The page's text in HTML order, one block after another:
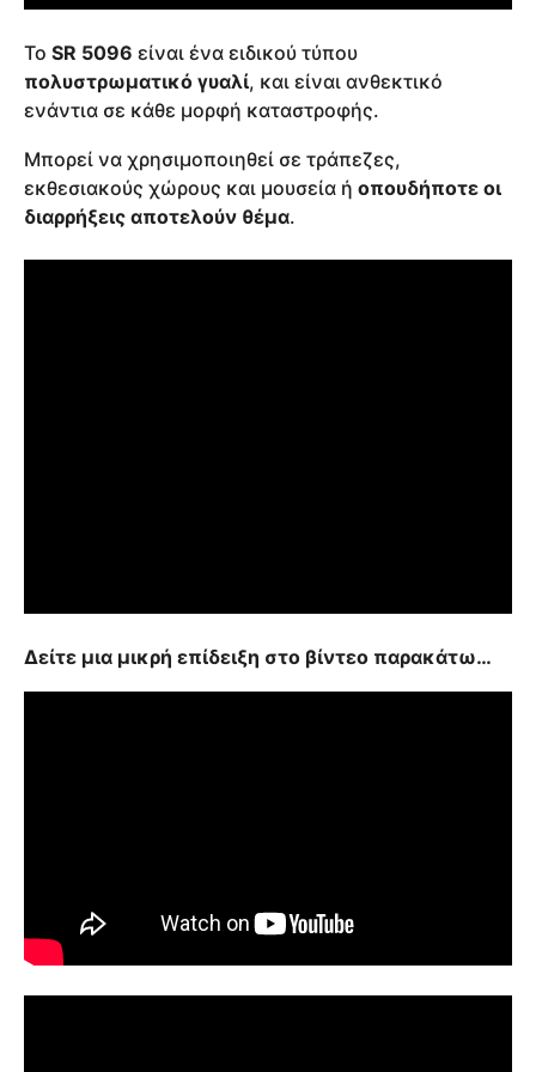
Το SR 5096 είναι ένα ειδικού τύπου
πολυστρωματικό γυαλί, και είναι ανθεκτικό
ενάντια σε κάθε μορφή καταστροφής.
Μπορεί να χρησιμοποιηθεί σε τράπεζες,
εκθεσιακούς χώρους και μουσεία ή οπουδήποτε οι
διαρρήξεις αποτελούν θέμα.
Δείτε μια μικρή επίδειξη στο βίντεο παρακάτω…